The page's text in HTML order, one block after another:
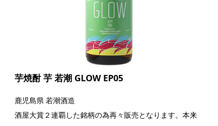
芋焼酎 芋 若潮 GLOW EP05
鹿児島県 若潮酒造
酒屋大賞２連覇した銘柄の為再々販売となります。本来